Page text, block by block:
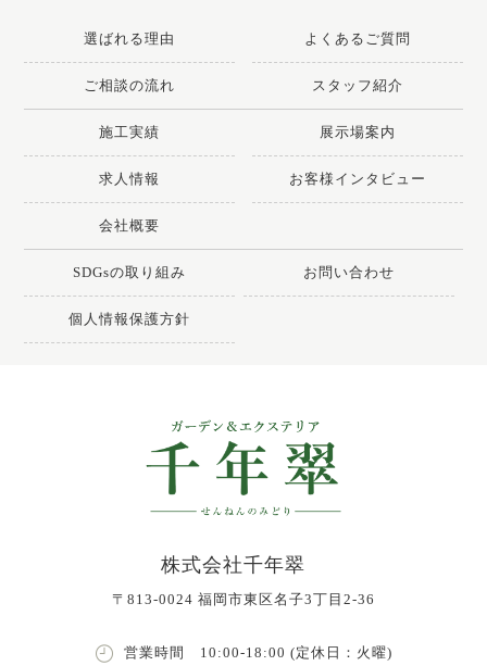
選ばれる理由 よくあるご質問
ご相談の流れ スタッフ紹介
施工実績 展示場案内
求人情報 お客様インタビュー
会社概要
SDGsの取り組み お問い合わせ
個人情報保護方針
株式会社千年翠
〒813-0024 福岡市東区名子3丁目2-36
営業時間 10:00-18:00 (定休日：火曜)